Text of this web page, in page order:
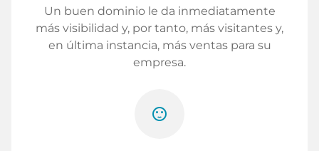
Un buen dominio le da inmediatamente
más visibilidad y, por tanto, más visitantes y,
en última instancia, más ventas para su
empresa.
sentiment_satisfied